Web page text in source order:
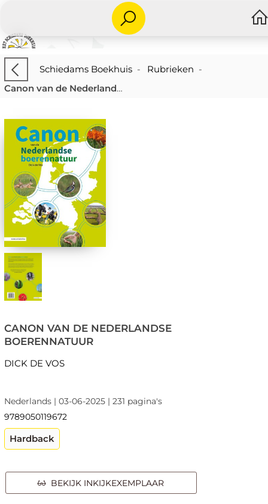
Schiedams Boekhuis- Rubrieken -
Canon van de Nederlandse boerennatuur
CANON VAN DE NEDERLANDSE
BOERENNATUUR
DICK DE VOS
Nederlands | 03-06-2025 | 231 pagina's
9789050119672
Hardback
BEKIJK INKIJKEXEMPLAAR